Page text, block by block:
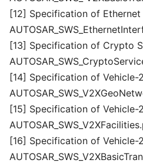
[12] Specification of
[13] Specification of Crypto
[14] Specification of Vehicle-
[15] Specification of Vehicle-
[16] Specification of Vehicle-